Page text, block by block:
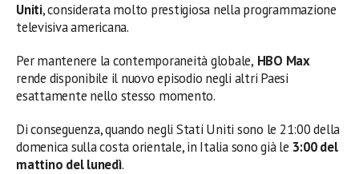
Uniti, considerata molto prestigiosa nella programmazione
televisiva americana.
Per mantenere la contemporaneità globale, HBO Max
rende disponibile il nuovo episodio negli altri Paesi
esattamente nello stesso momento.
Di conseguenza, quando negli Stati Uniti sono le 21:00 della
domenica sulla costa orientale, in Italia sono già le 3:00 del
mattino del lunedì.